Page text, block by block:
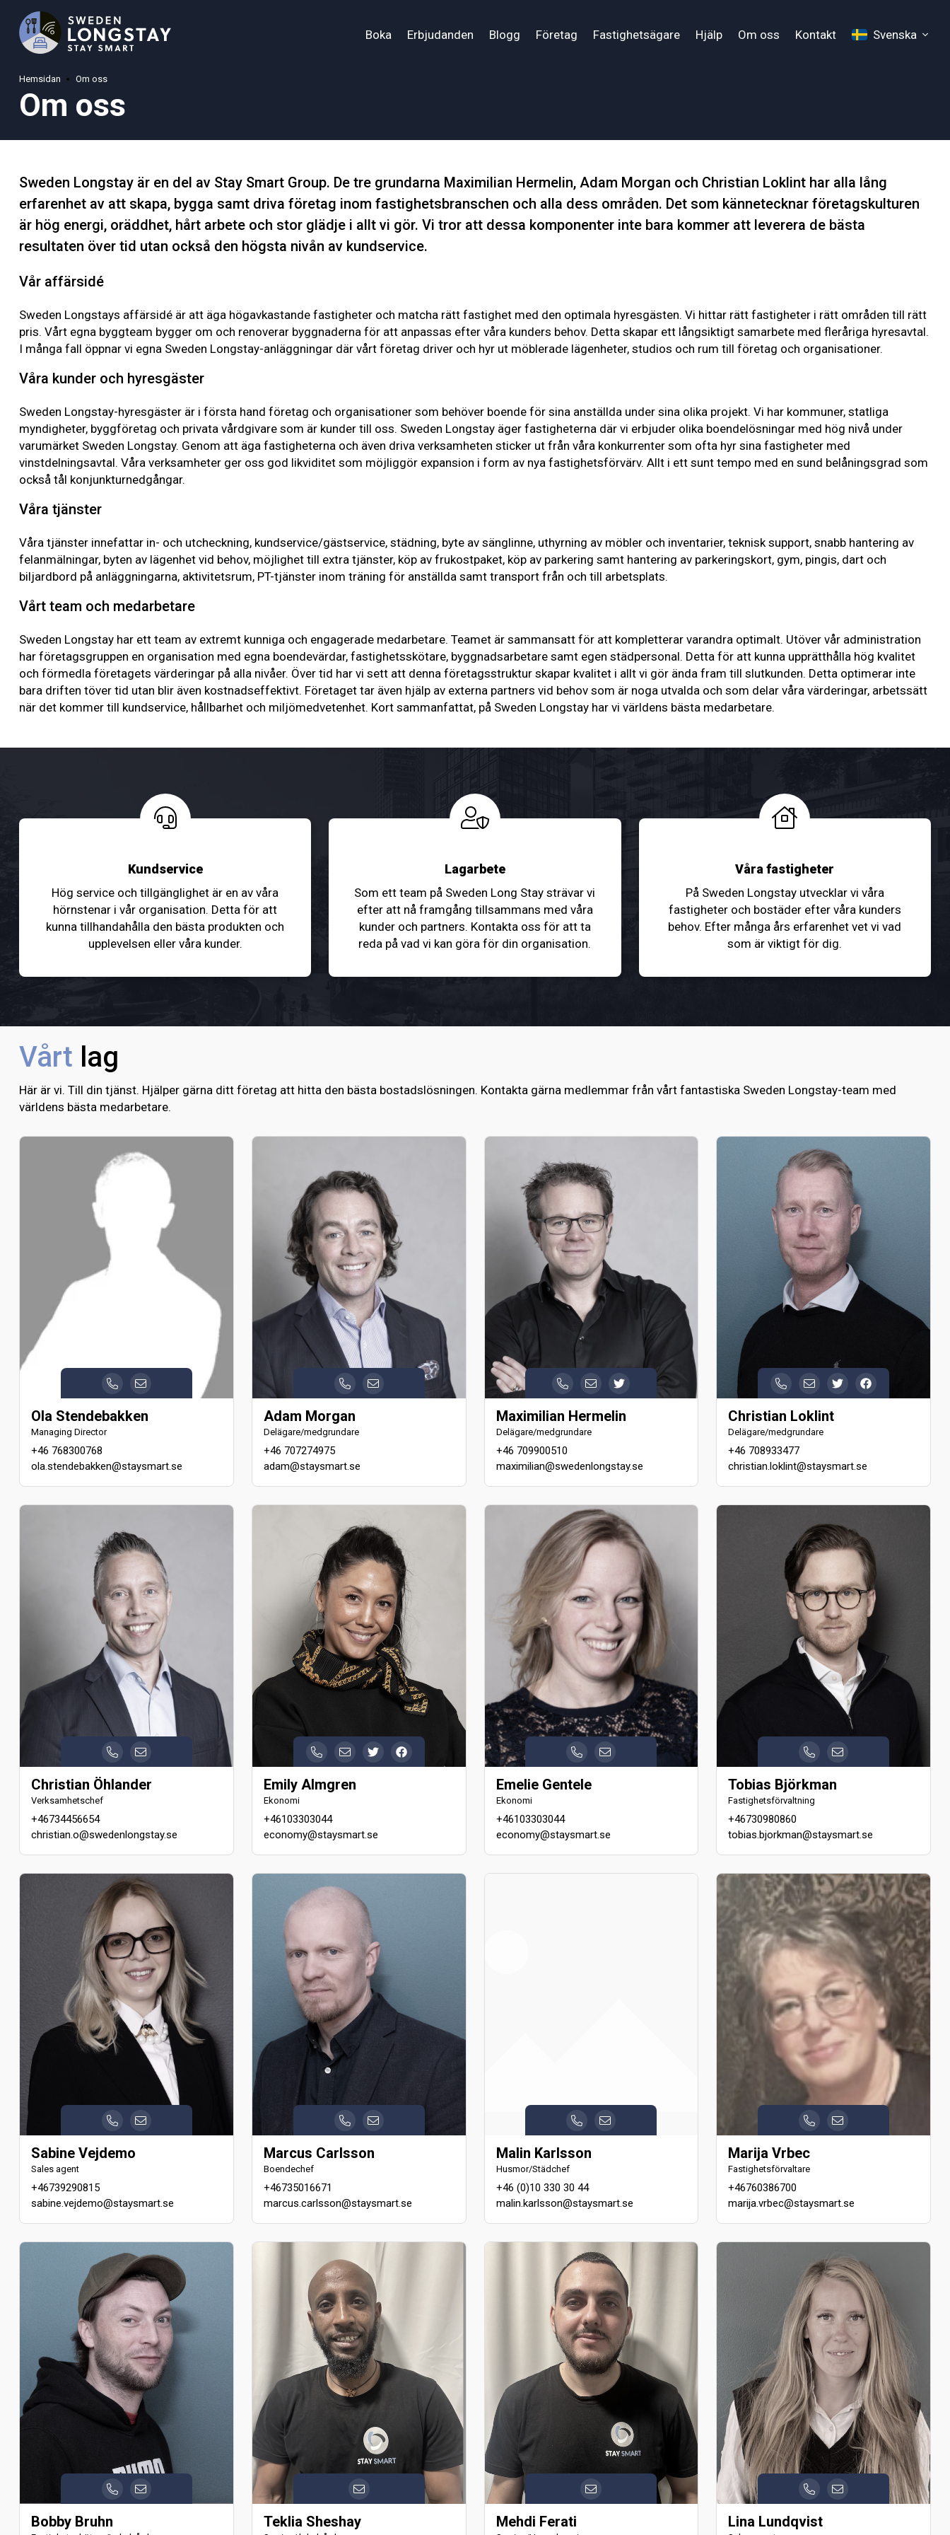
Boka Erbjudanden Blogg Företag Fastighetsägare Hjälp Om oss Kontakt Svenska
Hemsidan Om oss
Om oss
Sweden Longstay är en del av Stay Smart Group. De tre grundarna Maximilian Hermelin, Adam Morgan och Christian Loklint har alla lång
erfarenhet av att skapa, bygga samt driva företag inom fastighetsbranschen och alla dess områden. Det som kännetecknar företagskulturen
är hög energi, oräddhet, hårt arbete och stor glädje i allt vi gör. Vi tror att dessa komponenter inte bara kommer att leverera de bästa
resultaten över tid utan också den högsta nivån av kundservice.
Vår affärsidé
Sweden Longstays affärsidé är att äga högavkastande fastigheter och matcha rätt fastighet med den optimala hyresgästen. Vi hittar rätt fastigheter i rätt områden till rätt
pris. Vårt egna byggteam bygger om och renoverar byggnaderna för att anpassas efter våra kunders behov. Detta skapar ett långsiktigt samarbete med fleråriga hyresavtal.
I många fall öppnar vi egna Sweden Longstay-anläggningar där vårt företag driver och hyr ut möblerade lägenheter, studios och rum till företag och organisationer.
Våra kunder och hyresgäster
Sweden Longstay-hyresgäster är i första hand företag och organisationer som behöver boende för sina anställda under sina olika projekt. Vi har kommuner, statliga
myndigheter, byggföretag och privata vårdgivare som är kunder till oss. Sweden Longstay äger fastigheterna där vi erbjuder olika boendelösningar med hög nivå under
varumärket Sweden Longstay. Genom att äga fastigheterna och även driva verksamheten sticker ut från våra konkurrenter som ofta hyr sina fastigheter med
vinstdelningsavtal. Våra verksamheter ger oss god likviditet som möjliggör expansion i form av nya fastighetsförvärv. Allt i ett sunt tempo med en sund belåningsgrad som
också tål konjunkturnedgångar.
Våra tjänster
Våra tjänster innefattar in- och utcheckning, kundservice/gästservice, städning, byte av sänglinne, uthyrning av möbler och inventarier, teknisk support, snabb hantering av
felanmälningar, byten av lägenhet vid behov, möjlighet till extra tjänster, köp av frukostpaket, köp av parkering samt hantering av parkeringskort, gym, pingis, dart och
biljardbord på anläggningarna, aktivitetsrum, PT-tjänster inom träning för anställda samt transport från och till arbetsplats.
Vårt team och medarbetare
Sweden Longstay har ett team av extremt kunniga och engagerade medarbetare. Teamet är sammansatt för att kompletterar varandra optimalt. Utöver vår administration
har företagsgruppen en organisation med egna boendevärdar, fastighetsskötare, byggnadsarbetare samt egen städpersonal. Detta för att kunna upprätthålla hög kvalitet
och förmedla företagets värderingar på alla nivåer. Över tid har vi sett att denna företagsstruktur skapar kvalitet i allt vi gör ända fram till slutkunden. Detta optimerar inte
bara driften töver tid utan blir även kostnadseffektivt. Företaget tar även hjälp av externa partners vid behov som är noga utvalda och som delar våra värderingar, arbetssätt
när det kommer till kundservice, hållbarhet och miljömedvetenhet. Kort sammanfattat, på Sweden Longstay har vi världens bästa medarbetare.
Kundservice
Hög service och tillgänglighet är en av våra
hörnstenar i vår organisation. Detta för att
kunna tillhandahålla den bästa produkten och
upplevelsen eller våra kunder.
Lagarbete
Som ett team på Sweden Long Stay strävar vi
efter att nå framgång tillsammans med våra
kunder och partners. Kontakta oss för att ta
reda på vad vi kan göra för din organisation.
Våra fastigheter
På Sweden Longstay utvecklar vi våra
fastigheter och bostäder efter våra kunders
behov. Efter många års erfarenhet vet vi vad
som är viktigt för dig.
Vårt lag
Här är vi. Till din tjänst. Hjälper gärna ditt företag att hitta den bästa bostadslösningen. Kontakta gärna medlemmar från vårt fantastiska Sweden Longstay-team med
världens bästa medarbetare.
Ola Stendebakken
Managing Director
+46 768300768
ola.stendebakken@staysmart.se
Adam Morgan
Delägare/medgrundare
+46 707274975
adam@staysmart.se
Maximilian Hermelin
Delägare/medgrundare
+46 709900510
maximilian@swedenlongstay.se
Christian Loklint
Delägare/medgrundare
+46 708933477
christian.loklint@staysmart.se
Christian Öhlander
Verksamhetschef
+46734456654
christian.o@swedenlongstay.se
Emily Almgren
Ekonomi
+46103303044
economy@staysmart.se
Emelie Gentele
Ekonomi
+46103303044
economy@staysmart.se
Tobias Björkman
Fastighetsförvaltning
+46730980860
tobias.bjorkman@staysmart.se
Sabine Vejdemo
Sales agent
+46739290815
sabine.vejdemo@staysmart.se
Marcus Carlsson
Boendechef
+46735016671
marcus.carlsson@staysmart.se
Malin Karlsson
Husmor/Städchef
+46 (0)10 330 30 44
malin.karlsson@staysmart.se
Marija Vrbec
Fastighetsförvaltare
+46760386700
marija.vrbec@staysmart.se
Bobby Bruhn Teklia Sheshay Mehdi Ferati Lina Lundqvist